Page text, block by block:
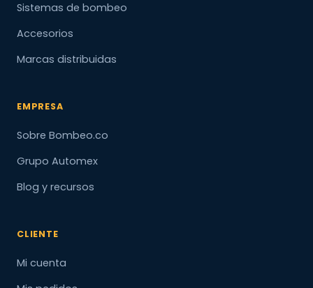
Sistemas de bombeo
Accesorios
Marcas distribuidas
EMPRESA
Sobre Bombeo.co
Grupo Automex
Blog y recursos
CLIENTE
Mi cuenta